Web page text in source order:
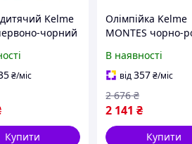
Kelme
чорний
₴/міс
Купити
Олімпійка Kelme
MONTES чорно-
В наявності
від357₴/міс
2 141 ₴
2 676 ₴
Купити